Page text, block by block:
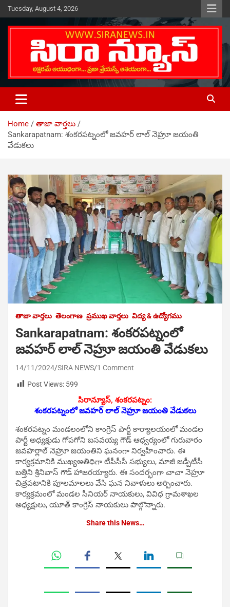
Skip
to
content
Tuesday, August 4, 2026
SIRA NEWS
Home
తాజా వార్తలు
Sankarapatnam: శంకరపట్నంలో జవహర్ లాల్ నెహ్రూ జయంతి
వేడుకలు
తాజా వార్తలు తెలంగాణ ప్రముఖ వార్తలు విద్య & ఉద్యోగము
Sankarapatnam: శంకరపట్నంలో
జవహర్ లాల్ నెహ్రూ జయంతి వేడుకలు
14/11/2024 SIRA NEWS 1 Comment
Post Views: 599
సిరాన్యూస్, శంకరపట్నం:
శంకరపట్నంలో జవహర్ లాల్ నెహ్రూ జయంతి వేడుకలు
శంకరపట్నం మండలంలోని కాంగ్రెస్ పార్టీ కార్యాలయంలో మండల
పార్టీ అధ్యక్షుడు గోపగోని బసవయ్య గౌడ్ ఆధ్వర్యంలో గురువారం
జవహర్లాల్ నెహ్రూ జయంతిని ఘనంగా నిర్వహించారు. ఈ
కార్యక్రమానికి ముఖ్యఅతిథిగా టీపీసీసీ సభ్యులు, మాజీ జడ్పీటీసీ
బత్తిని శ్రీనివాస్ గౌడ్ హాజరయ్యారు. ఈ సందర్భంగా చాచా నెహ్రూ
చిత్రపటానికి పూలమాలలు వేసి ఘన నివాళులు అర్పించారు.
కార్యక్రమంలో మండల సీనియర్ నాయకులు, వివిధ గ్రామశాఖల
అధ్యక్షులు, యూత్ కాంగ్రెస్ నాయకులు పాల్గొన్నారు.
Share this News…